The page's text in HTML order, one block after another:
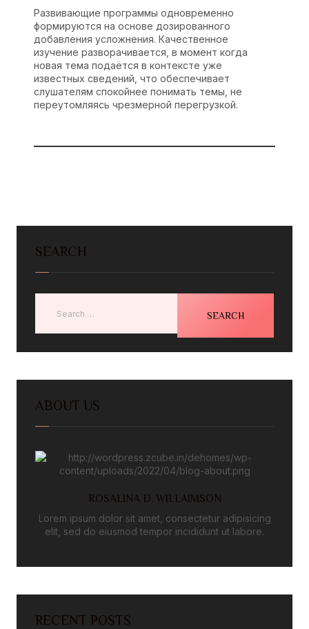
Развивающие программы одновременно
формируются на основе дозированного
добавления усложнения. Качественное
изучение разворачивается, в момент когда
новая тема подаётся в контексте уже
известных сведений, что обеспечивает
слушателям спокойнее понимать темы, не
переутомляясь чрезмерной перегрузкой.
SEARCH
ABOUT US
ROSALINA D. WILLAIMSON
Lorem ipsum dolor sit amet, consectetur adipisicing
elit, sed do eiusmod tempor incididunt ut labore.
RECENT POSTS